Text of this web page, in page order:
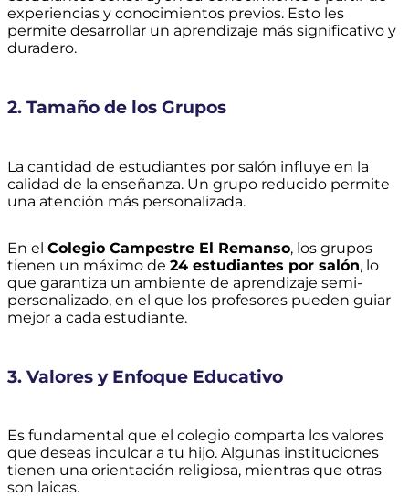
experiencias y conocimientos previos. Esto les
permite desarrollar un aprendizaje más significativo y
duradero.
2. Tamaño de los Grupos
La cantidad de estudiantes por salón influye en la
calidad de la enseñanza. Un grupo reducido permite
una atención más personalizada.
En el Colegio Campestre El Remanso, los grupos
tienen un máximo de 24 estudiantes por salón, lo
que garantiza un ambiente de aprendizaje semi-
personalizado, en el que los profesores pueden guiar
mejor a cada estudiante.
3. Valores y Enfoque Educativo
Es fundamental que el colegio comparta los valores
que deseas inculcar a tu hijo. Algunas instituciones
tienen una orientación religiosa, mientras que otras
son laicas.